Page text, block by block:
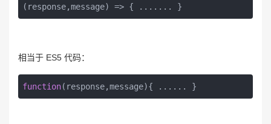
(response,message) => { ....... }
相当于 ES5 代码：
function( response,message){ ...... }